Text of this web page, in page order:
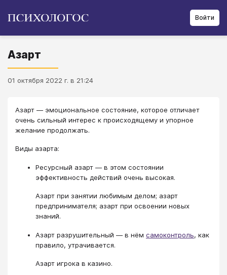
Войти
Азарт
01 октября 2022 г. в 21:24
Азарт — эмоциональное состояние, которое отличает
очень сильный интерес к происходящему и упорное
желание продолжать.
Виды азарта:
Ресурсный азарт — в этом состоянии
эффективность действий очень высокая.
Азарт при занятии любимым делом; азарт
предпринимателя; азарт при освоении новых
знаний.
Азарт разрушительный — в нём самоконтроль, как
правило, утрачивается.
Азарт игрока в казино.